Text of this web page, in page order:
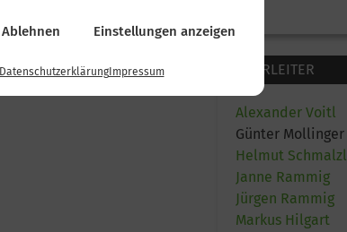
Ablehnen Einstellungen anzeigen
DatenschutzerklärungImpressum TOURLEITER
Alexander Voitl
Günter Mollinger
Helmut Schmalzl
Janne Rammig
Jürgen Rammig
Markus Hilgart